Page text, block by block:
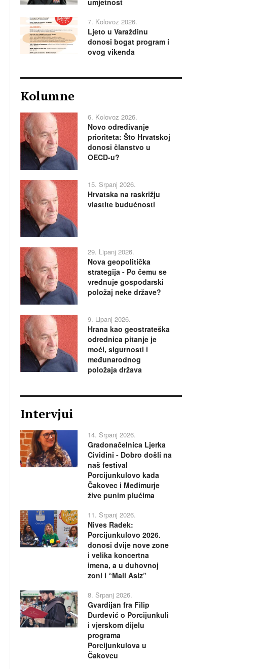
umjetnost
7. Kolovoz 2026.
Ljeto u Varaždinu
donosi bogat program i
ovog vikenda
Kolumne
6. Kolovoz 2026.
Novo određivanje
prioriteta: Što Hrvatskoj
donosi članstvo u
OECD-u?
15. Srpanj 2026.
Hrvatska na raskrižju
vlastite budućnosti
29. Lipanj 2026.
Nova geopolitička
strategija - Po čemu se
vrednuje gospodarski
položaj neke države?
9. Lipanj 2026.
Hrana kao geostrateška
odrednica pitanje je
moći, sigurnosti i
međunarodnog
položaja država
Intervjui
14. Srpanj 2026.
Gradonačelnica Ljerka
Cividini - Dobro došli na
naš festival
Porcijunkulovo kada
Čakovec i Međimurje
žive punim plućima
11. Srpanj 2026.
Nives Radek:
Porcijunkulovo 2026.
donosi dvije nove zone
i velika koncertna
imena, a u duhovnoj
zoni i “Mali Asiz”
8. Srpanj 2026.
Gvardijan fra Filip
Đurđević o Porcijunkuli
i vjerskom dijelu
programa
Porcijunkulova u
Čakovcu